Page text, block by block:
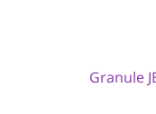
Granule